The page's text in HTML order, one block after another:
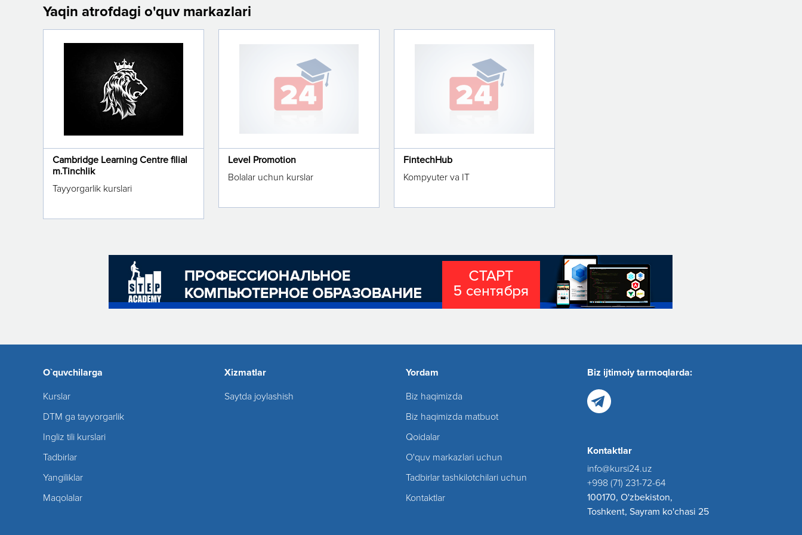
Yaqin atrofdagi o'quv markazlari
Cambridge Learning Centre filial
m.Tinchlik
Tayyorgarlik kurslari
Level Promotion
Bolalar uchun kurslar
FintechHub
Kompyuter va IT
O`quvchilarga
Kurslar
DTM ga tayyorgarlik
Ingliz tili kurslari
Tadbirlar
Yangiliklar
Maqolalar
Xizmatlar
Saytda joylashish
Yordam
Biz haqimizda
Biz haqimizda matbuot
Qoidalar
O'quv markazlari uchun
Tadbirlar tashkilotchilari uchun
Kontaktlar
Biz ijtimoiy tarmoqlarda:
Kontaktlar
info@kursi24.uz
+998 (71) 231-72-64
100170, O'zbekiston,
Toshkent, Sayram ko'chasi 25